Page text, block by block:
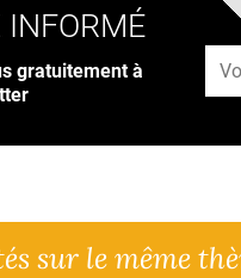
INFORMÉ
gratuitement à
sur le même